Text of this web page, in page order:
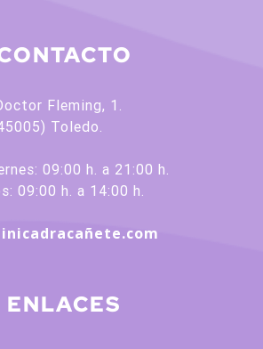
Fleming, 1.
Toledo.
09:00 h. a 21:00 h.
09:00 h. a 14:00 h.
ENLACES